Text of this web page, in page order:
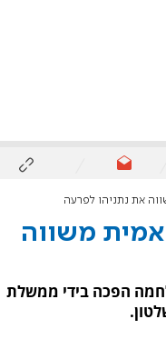
את נתניהו לפרעה
משווה
הפכה בידי ממשלת